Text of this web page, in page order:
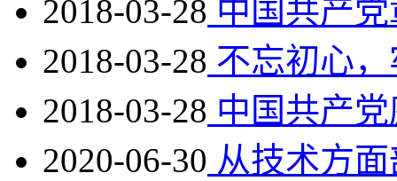
2018-03-28 中国共产
2018-03-28 不忘初心
2018-03-28 中国共产
2020-06-30 从技术方